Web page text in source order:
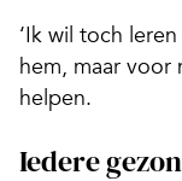
‘Ik wil toch
hem, maar
helpen.
Iedere